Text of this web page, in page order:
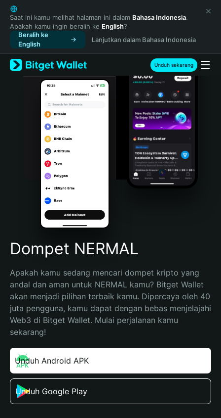
English
日本語
Tiếng Việt
Русский
Español (Latinoamérica)
Türkçe
Italiano
Português (Portugal)
Bahasa Indonesia
Português (Brasil)
Español (Argentina)
Saat ini kamu melihat halaman ini dalam Bahasa Indonesia.
Apakah kamu ingin beralih ke English?
Beralih ke
English
Lanjutkan dalam Bahasa Indonesia
Unduh sekarang
Dompet NERMAL
Apakah kamu sedang mencari dompet kripto yang
andal dan aman untuk NERMAL kamu? Bitget Wallet
akan menjadi pilihan terbaik kamu. Dipercaya oleh 40
juta pengguna, kamu dapat dengan bebas menjelajahi
Web3 di Bitget Wallet. Mulai perjalanan kamu
sekarang!
Unduh Android APK
Unduh Google Play